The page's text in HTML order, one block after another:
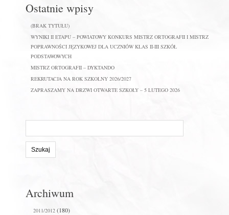
Ostatnie wpisy
(BRAK TYTUŁU)
WYNIKI II ETAPU – POWIATOWY KONKURS MISTRZ ORTOGRAFII I MISTRZ
POPRAWNOŚCI JĘZYKOWEJ DLA UCZNIÓW KLAS II-III SZKÓŁ
PODSTAWOWYCH
MISTRZ ORTOGRAFII – DYKTANDO
REKRUTACJA NA ROK SZKOLNY 2026/2027
ZAPRASZAMY NA DRZWI OTWARTE SZKOŁY – 5 LUTEGO 2026
stronie:
Archiwum
2011/2012(180)